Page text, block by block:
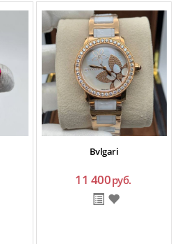
Bvlgari
11 400руб.